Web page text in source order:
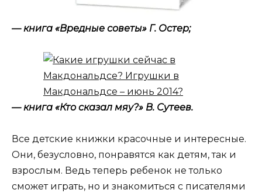
— книга «Вредные советы» Г. Остер;
— книга «Кто сказал мяу?» В. Сутеев.
Все детские книжки красочные и интересные.
Они, безусловно, понравятся как детям, так и
взрослым. Ведь теперь ребенок не только
сможет играть, но и знакомиться с писателями